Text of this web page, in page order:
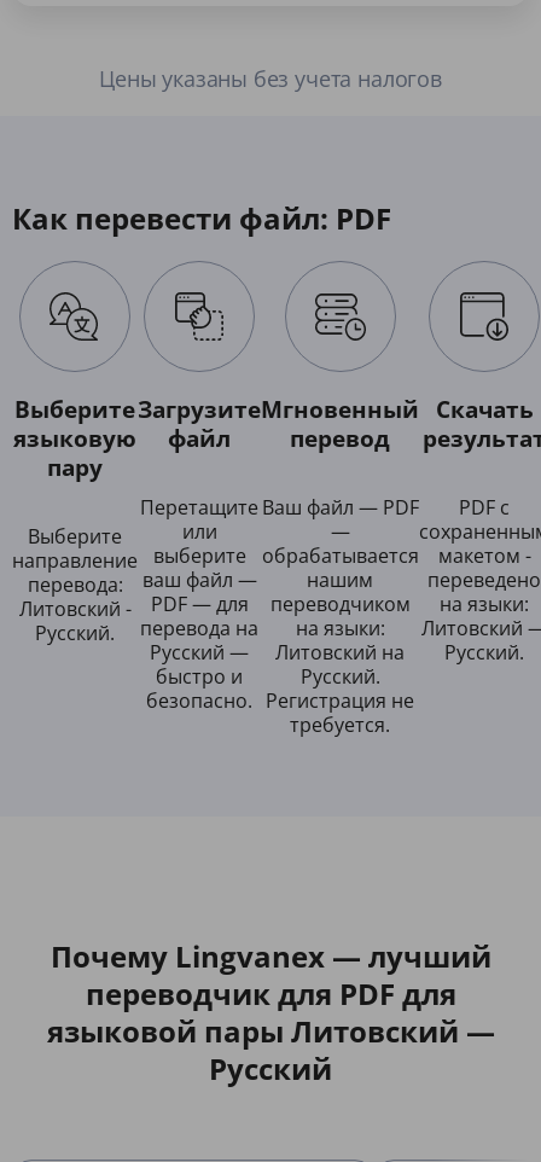
Цены указаны без учета налогов
Как перевести файл: PDF
Выберите
языковую
пару
Выберите
направление
перевода:
Литовский -
Русский.
Загрузите
файл
Перетащите
или
выберите
ваш файл —
PDF — для
перевода на
Русский —
быстро и
безопасно.
Мгновенный
перевод
Ваш файл — PDF
—
обрабатывается
нашим
переводчиком
на языки:
Литовский на
Русский.
Регистрация не
требуется.
Скачать
PDF с
макетом -
переведено
на языки:
Литовский
Русский.
Почему Lingvanex — лучший
переводчик для PDF для
языковой пары Литовский —
Русский